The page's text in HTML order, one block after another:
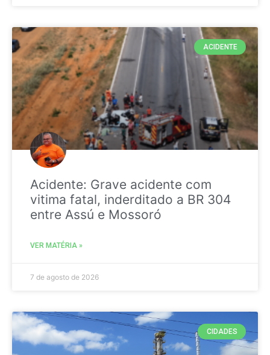
ACIDENTE
Acidente: Grave acidente com
vitima fatal, inderditado a BR 304
entre Assú e Mossoró
VER MATÉRIA »
7 de agosto de 2026
CIDADES